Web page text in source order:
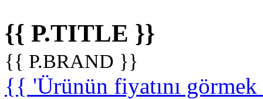
{{ P.TITLE }}
{{ P.BRAND }}
{{ 'Ürünün fiyatını